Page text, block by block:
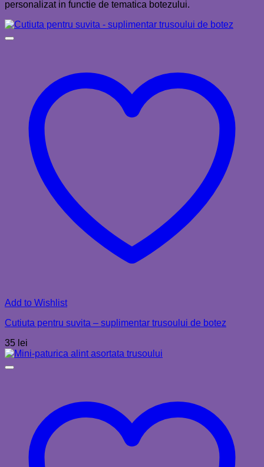
personalizat in functie de tematica botezului.
Add to Wishlist
Cutiuta pentru suvita – suplimentar trusoului de botez
35 lei